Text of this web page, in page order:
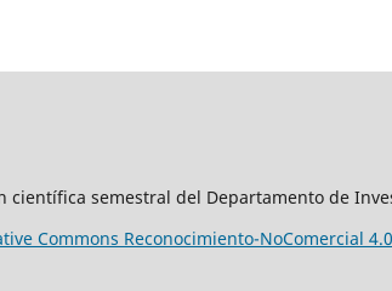
científica semestral del Departamento de
Commons Reconocimiento-NoComercial